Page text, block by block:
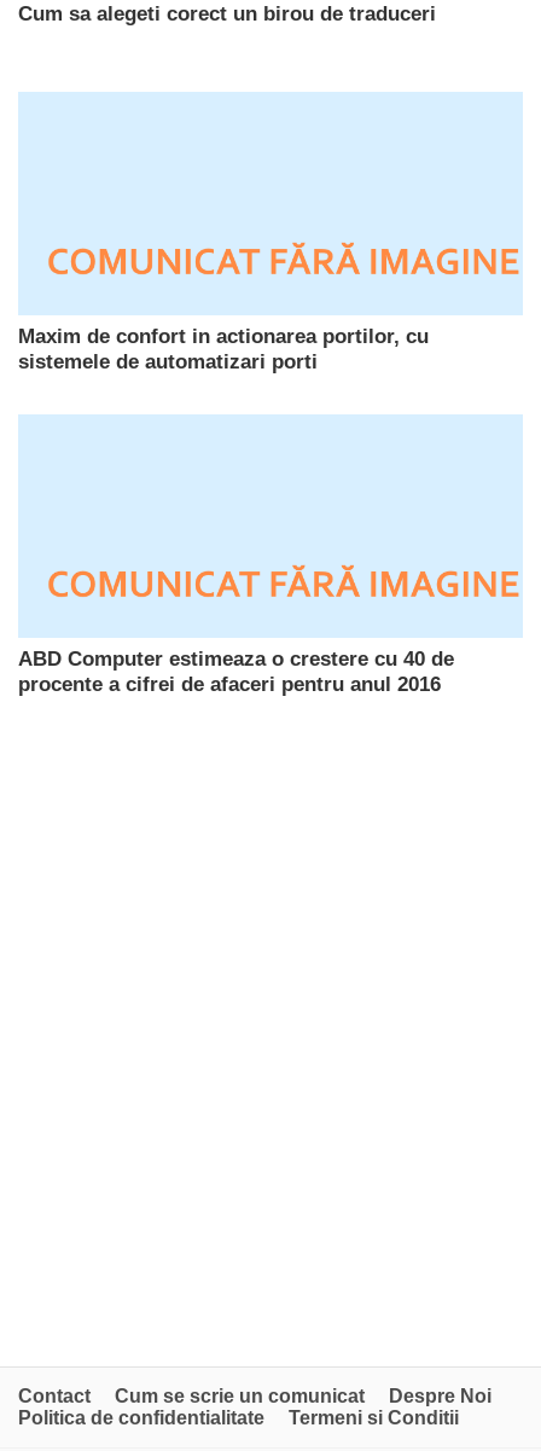
Cum sa alegeti corect un birou de traduceri
Maxim de confort in actionarea portilor, cu
sistemele de automatizari porti
ABD Computer estimeaza o crestere cu 40 de
procente a cifrei de afaceri pentru anul 2016
Contact Cum se scrie un comunicat
Despre Noi
Politica de confidentialitate
Termeni si Conditii